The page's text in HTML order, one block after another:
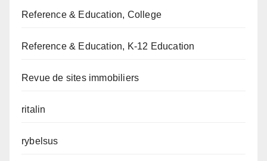
Reference & Education, College
Reference & Education, K-12 Education
Revue de sites immobiliers
ritalin
rybelsus